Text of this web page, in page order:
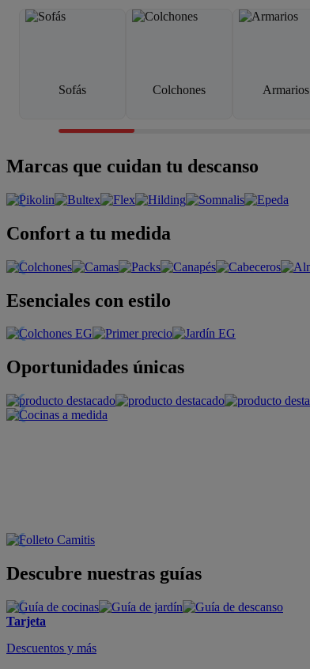
Sofás Colchones Armarios
Marcas que cuidan tu descanso
Confort a tu medida
Esenciales con estilo
Oportunidades únicas
Descubre nuestras guías
Tarjeta
Descuentos y más